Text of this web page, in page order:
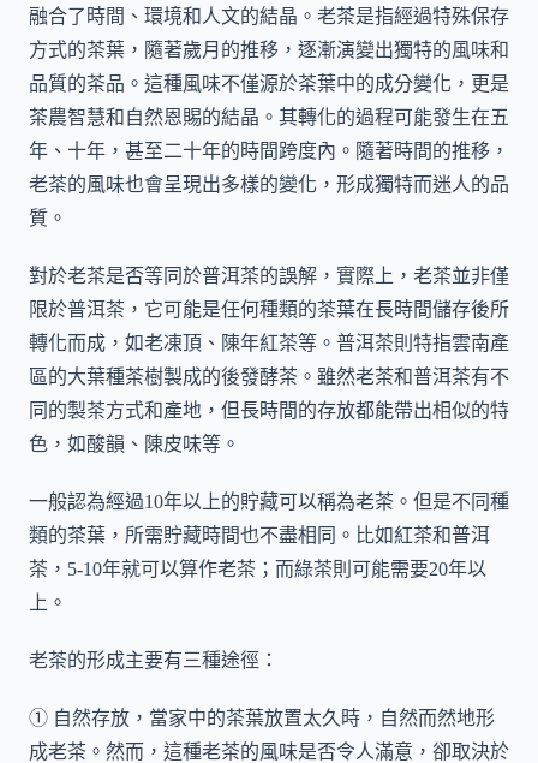
融合了時間、環境和人文的結晶。老茶是指經過特殊保存
方式的茶葉，隨著歲月的推移，逐漸演變出獨特的風味和
品質的茶品。這種風味不僅源於茶葉中的成分變化，更是
茶農智慧和自然恩賜的結晶。其轉化的過程可能發生在五
年、十年，甚至二十年的時間跨度內。隨著時間的推移，
老茶的風味也會呈現出多樣的變化，形成獨特而迷人的品
質。
對於老茶是否等同於普洱茶的誤解，實際上，老茶並非僅
限於普洱茶，它可能是任何種類的茶葉在長時間儲存後所
轉化而成，如老凍頂、陳年紅茶等。普洱茶則特指雲南產
區的大葉種茶樹製成的後發酵茶。雖然老茶和普洱茶有不
同的製茶方式和產地，但長時間的存放都能帶出相似的特
色，如酸韻、陳皮味等。
一般認為經過10年以上的貯藏可以稱為老茶。但是不同種
類的茶葉，所需貯藏時間也不盡相同。比如紅茶和普洱
茶，5-10年就可以算作老茶；而綠茶則可能需要20年以
上。
老茶的形成主要有三種途徑：
① 自然存放，當家中的茶葉放置太久時，自然而然地形
成老茶。然而，這種老茶的風味是否令人滿意，卻取決於